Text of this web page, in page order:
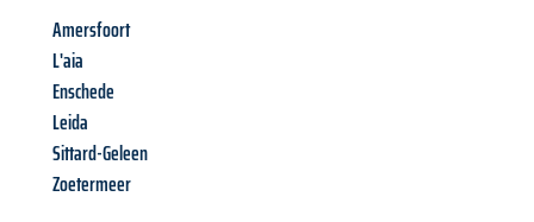
Amersfoort
L'aia
Enschede
Leida
Sittard-Geleen
Zoetermeer